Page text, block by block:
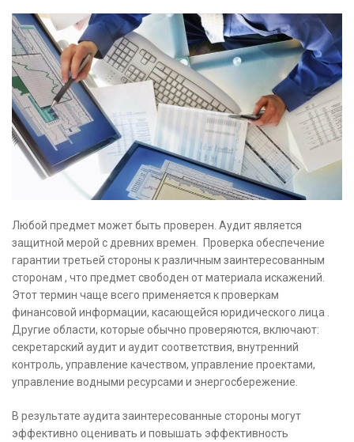
Любой предмет может быть проверен. Аудит является
защитной мерой с древних времен. Проверка обеспечение
гарантии третьей стороны к различным заинтересованным
сторонам , что предмет свободен от материала искажений.
Этот термин чаще всего применяется к проверкам
финансовой информации, касающейся юридического лица .
Другие области, которые обычно проверяются, включают:
секретарский аудит и аудит соответствия, внутренний
контроль, управление качеством, управление проектами,
управление водными ресурсами и энергосбережение.
В результате аудита заинтересованные стороны могут
эффективно оценивать и повышать эффективность